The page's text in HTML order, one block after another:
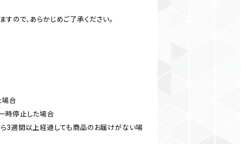
ので、あらかじめご了承ください。
場合
時停止した場合
3週間以上経過しても商品のお届けがない場